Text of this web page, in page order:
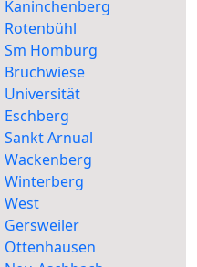
Rotenbühl
Sm Homburg
Universität
Arnual
Winterberg
West
Gersweiler
Ottenhausen